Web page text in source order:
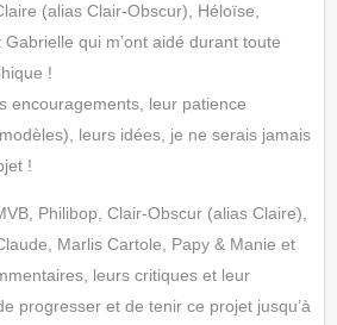
(alias Clair-Obscur), Héloïse,
qui m’ont aidé durant toute
!
encouragements, leur patience
leurs idées, je ne serais jamais
!
Philibop, Clair-Obscur (alias Claire),
Marlis Cartole, Papy & Manie et
leurs critiques et leur
progresser et de tenir ce projet jusqu’à